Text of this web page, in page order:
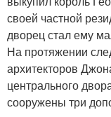
своей частной
дворец стал ему
На протяжении
архитекторов
центрального
сооружены три